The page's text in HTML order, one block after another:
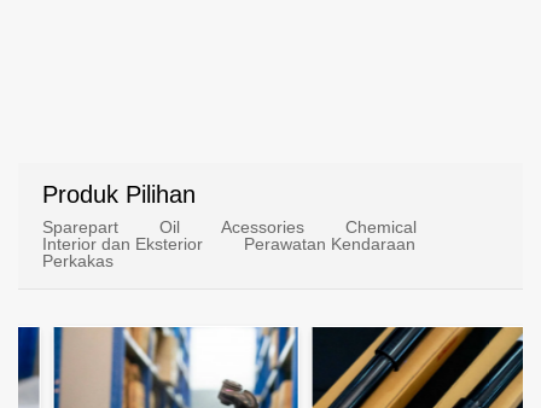
Produk Pilihan
Sparepart Oil Acessories
Chemical
Interior dan Eksterior
Perawatan Kendaraan
Perkakas